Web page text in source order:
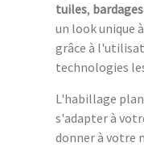
tuiles, bardages
un look unique
grâce à
technologies
L'habillage
s'adapter à
donner à votre